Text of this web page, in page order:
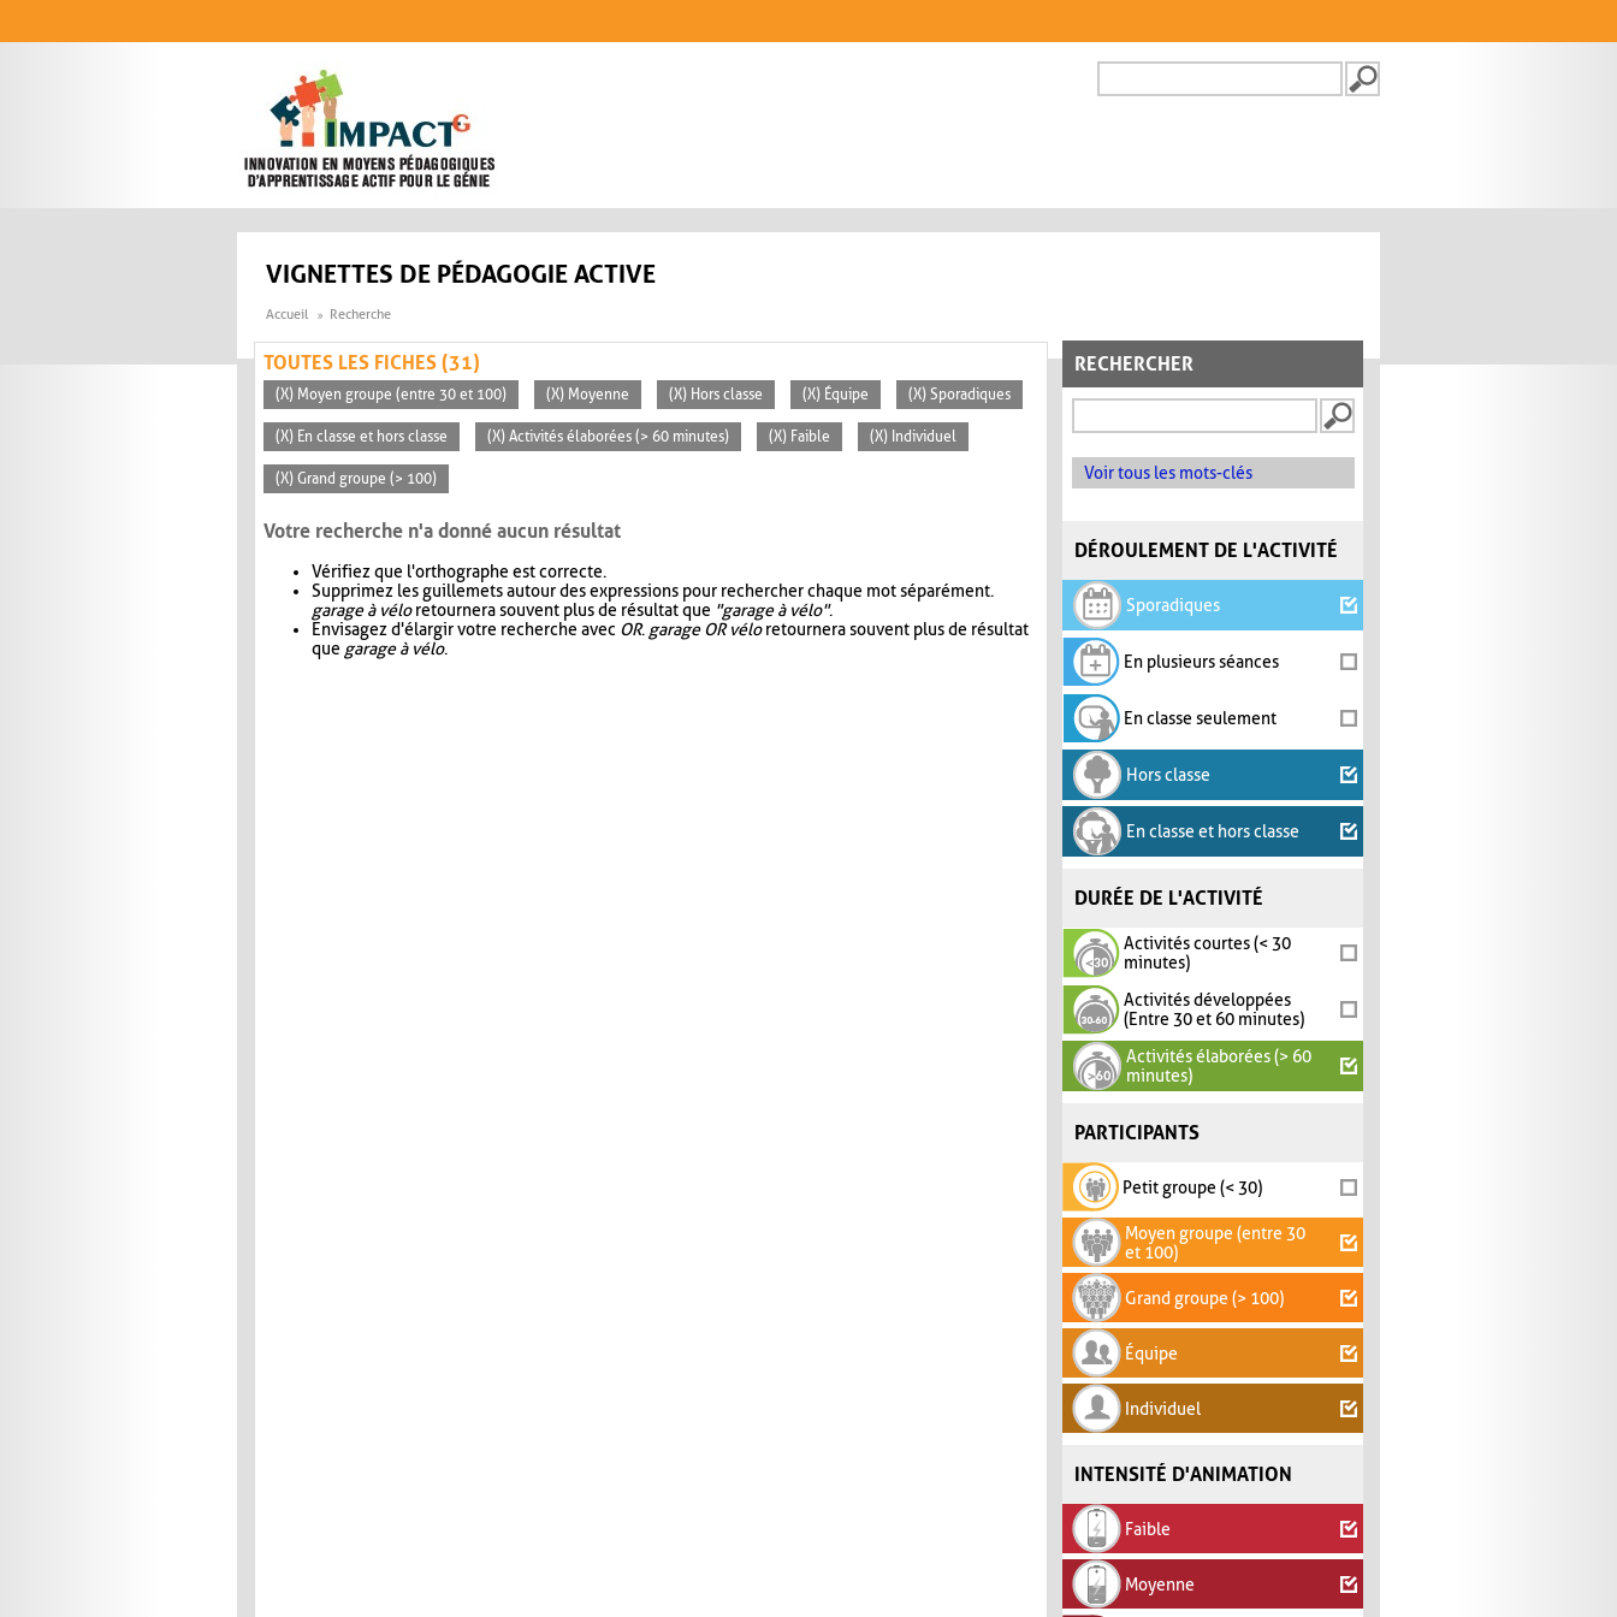
FORMULAIRE DE
VIGNETTES DE PÉDAGOGIE ACTIVE
Accueil Recherche
RECHERCHER
Voir tous les mots-clés
DÉROULEMENT DE L'ACTIVITÉ
Sporadiques
En plusieurs séances
En classe seulement
Hors classe
En classe et hors classe
DURÉE DE L'ACTIVITÉ
Activités courtes (< 30
minutes)
Activités développées
(Entre 30 et 60 minutes)
Activités élaborées (> 60
minutes)
PARTICIPANTS
Petit groupe (< 30)
Moyen groupe (entre 30
et 100)
Grand groupe (> 100)
Équipe
Individuel
INTENSITÉ D'ANIMATION
Faible
Moyenne
TOUTES LES FICHES (31)
(X) Moyen groupe (entre 30 et 100) (X) Moyenne (X) Hors classe (X) Équipe (X) Sporadiques
(X) En classe et hors classe (X) Activités élaborées (> 60 minutes) (X) Faible (X) Individuel
(X) Grand groupe (> 100)
Votre recherche n'a donné aucun résultat
Vérifiez que l'orthographe est correcte.
Supprimez les guillemets autour des expressions pour rechercher chaque mot séparément.
garage à véloretournera souvent plus de résultat que "garage à vélo".
Envisagez d'élargir votre recherche avec OR. garage OR véloretournera souvent plus de résultat
que garage à vélo.